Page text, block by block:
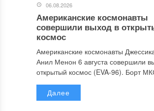
06.08.2026
Американские космонавты
совершили выход в
космос
Американские космонавты
Анил Менон 6 августа совершили
открытый космос (EVA-96). Борт
Далее